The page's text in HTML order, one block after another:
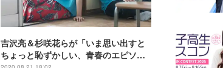
吉沢亮＆杉咲花らが「いま思い出すと
ちょっと恥ずかしい、青春のエピソー